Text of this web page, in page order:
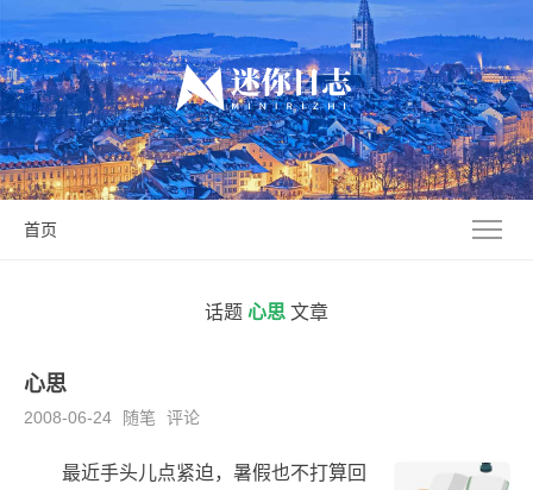
首页
话题 心思 文章
心思
2008-06-24 随笔 评论
最近手头儿点紧迫，暑假也不打算回